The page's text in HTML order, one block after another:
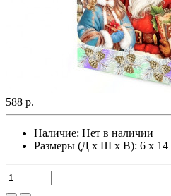
588 р.
Наличие: Нет в наличии
Размеры (Д х Ш х В): 6 х 14